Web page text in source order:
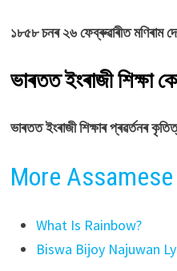
১৮৫৮ চনৰ ২৬ ফেব্ৰুৱাৰীত মণিৰাম
ভাৰতত ইংৰাজী শিক্ষা
ভাৰতত ইংৰাজী শিক্ষাৰ প্ৰৱৰ্তনৰ
More Assamese
What Is Rainbow?
Biswa Bijoy Najuwan